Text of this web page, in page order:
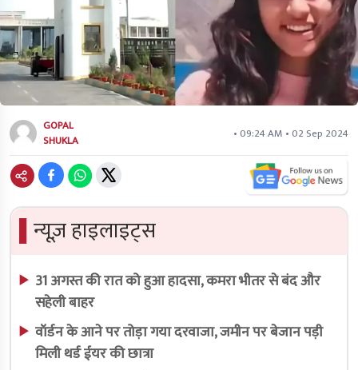
GOPAL
SHUKLA
• 09:24 AM • 02 Sep 2024
न्यूज़ हाइलाइट्स
31 अगस्त की रात को हुआ हादसा, कमरा भीतर से बंद और
सहेली बाहर
वॉर्डन के आने पर तोड़ा गया दरवाजा, जमीन पर बेजान पड़ी
मिली थर्ड ईयर की छात्रा